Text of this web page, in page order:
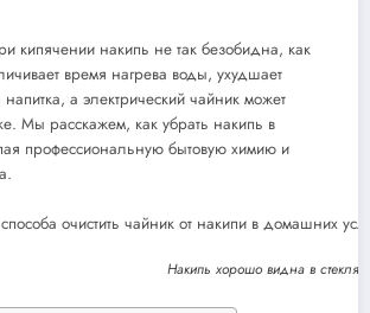
кипячении накипь не так безобидна, как
время нагрева воды, ухудшает
напитка, а электрический чайник может
Мы расскажем, как убрать накипь в
профессиональную бытовую химию и
Накипь хорошо видна в